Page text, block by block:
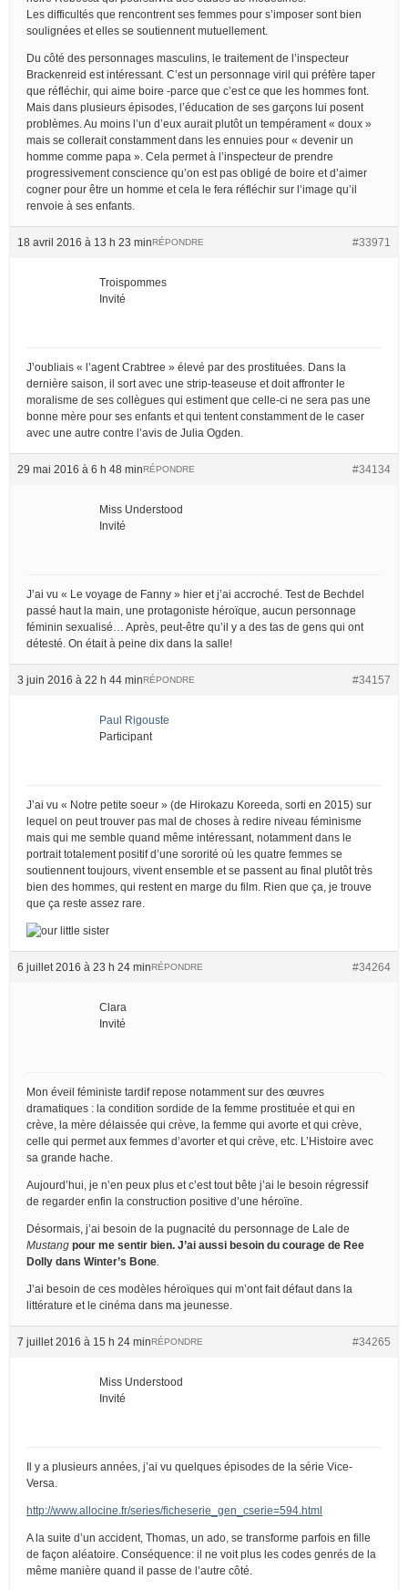
Les difficultés que rencontrent ses femmes pour s’imposer sont bien
soulignées et elles se soutiennent mutuellement.
Du côté des personnages masculins, le traitement de l’inspecteur
Brackenreid est intéressant. C’est un personnage viril qui préfère taper
que réfléchir, qui aime boire -parce que c’est ce que les hommes font.
Mais dans plusieurs épisodes, l’éducation de ses garçons lui posent
problèmes. Au moins l’un d’eux aurait plutôt un tempérament « doux »
mais se collerait constamment dans les ennuies pour « devenir un
homme comme papa ». Cela permet à l’inspecteur de prendre
progressivement conscience qu’on est pas obligé de boire et d’aimer
cogner pour être un homme et cela le fera réfléchir sur l’image qu’il
renvoie à ses enfants.
18 avril 2016 à 13 h 23 min #33971
RÉPONDRE
Troispommes
Invité
J’oubliais « l’agent Crabtree » élevé par des prostituées. Dans la
dernière saison, il sort avec une strip-teaseuse et doit affronter le
moralisme de ses collègues qui estiment que celle-ci ne sera pas une
bonne mère pour ses enfants et qui tentent constamment de le caser
avec une autre contre l’avis de Julia Ogden.
29 mai 2016 à 6 h 48 min #34134
RÉPONDRE
Miss Understood
Invité
J’ai vu « Le voyage de Fanny » hier et j’ai accroché. Test de Bechdel
passé haut la main, une protagoniste héroïque, aucun personnage
féminin sexualisé… Après, peut-être qu’il y a des tas de gens qui ont
détesté. On était à peine dix dans la salle!
3 juin 2016 à 22 h 44 min #34157
RÉPONDRE
Paul Rigouste
Participant
J’ai vu « Notre petite soeur » (de Hirokazu Koreeda, sorti en 2015) sur
lequel on peut trouver pas mal de choses à redire niveau féminisme
mais qui me semble quand même intéressant, notamment dans le
portrait totalement positif d’une sororité où les quatre femmes se
soutiennent toujours, vivent ensemble et se passent au final plutôt très
bien des hommes, qui restent en marge du film. Rien que ça, je trouve
que ça reste assez rare.
6 juillet 2016 à 23 h 24 min #34264
RÉPONDRE
Clara
Invité
Mon éveil féministe tardif repose notamment sur des œuvres
dramatiques : la condition sordide de la femme prostituée et qui en
crève, la mère délaissée qui crève, la femme qui avorte et qui crève,
celle qui permet aux femmes d’avorter et qui crève, etc. L’Histoire avec
sa grande hache.
Aujourd’hui, je n’en peux plus et c’est tout bête j’ai le besoin régressif
de regarder enfin la construction positive d’une héroïne.
Désormais, j’ai besoin de la pugnacité du personnage de Lale de
Mustang pour me sentir bien. J’ai aussi besoin du courage de Ree
Dolly dans Winter’s Bone
J’ai besoin de ces modèles héroïques qui m’ont fait défaut dans la
littérature et le cinéma dans ma jeunesse.
7 juillet 2016 à 15 h 24 min #34265
RÉPONDRE
Miss Understood
Invité
Il y a plusieurs années, j’ai vu quelques épisodes de la série Vice-
Versa.
http://www.allocine.fr/series/ficheserie_gen_cserie=594.html
A la suite d’un accident, Thomas, un ado, se transforme parfois en fille
de façon aléatoire. Conséquence: il ne voit plus les codes genrés de la
même manière quand il passe de l’autre côté.